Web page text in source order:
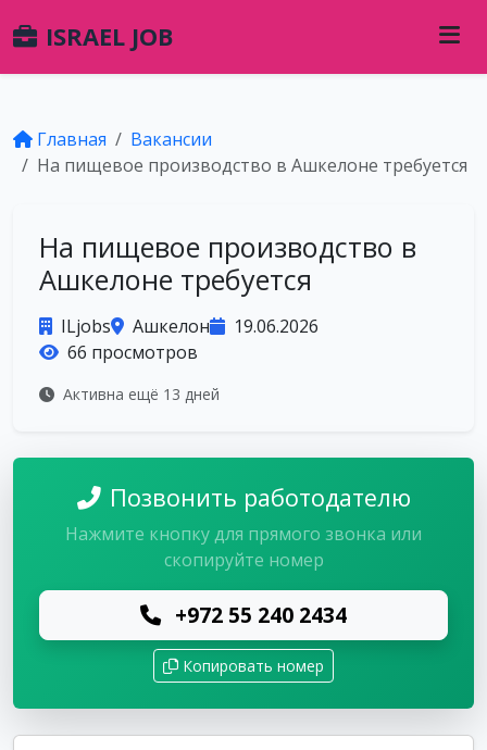
ISRAEL JOB
Главная
Вакансии
На пищевое производство в Ашкелоне требуется
На пищевое производство в
Ашкелоне требуется
ILjobs Ашкелон
19.06.2026
66 просмотров
Активна ещё 13 дней
Позвонить работодателю
Нажмите кнопку для прямого звонка или
скопируйте номер
+972 55 240 2434
Копировать номер